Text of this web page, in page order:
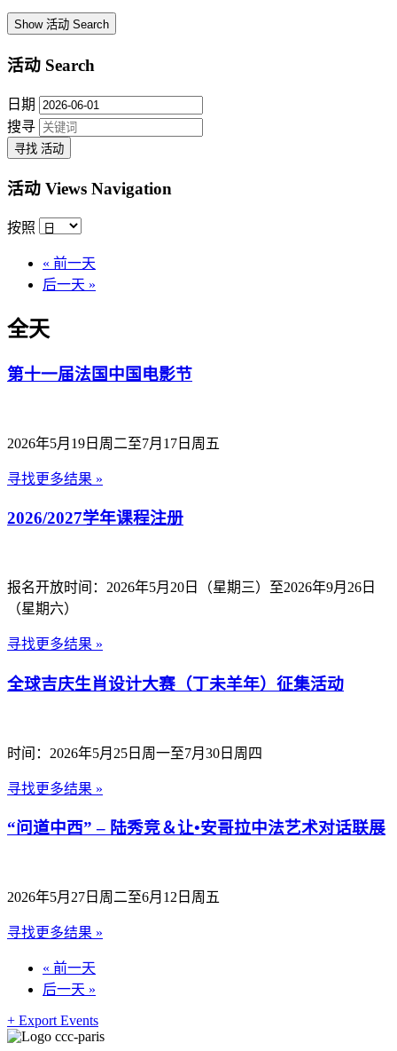
Show 活动 Search
活动 Search
日期
搜寻
活动 Views Navigation
按照
« 前一天
后一天 »
全天
第十一届法国中国电影节
2026年5月19日周二至7月17日周五
寻找更多结果 »
2026/2027学年课程注册
报名开放时间：2026年5月20日（星期三）至2026年9月26日
（星期六）
寻找更多结果 »
全球吉庆生肖设计大赛（丁未羊年）征集活动
时间：2026年5月25日周一至7月30日周四
寻找更多结果 »
“问道中西” – 陆秀竞＆让•安哥拉中法艺术对话联展
2026年5月27日周二至6月12日周五
寻找更多结果 »
« 前一天
后一天 »
+ Export Events